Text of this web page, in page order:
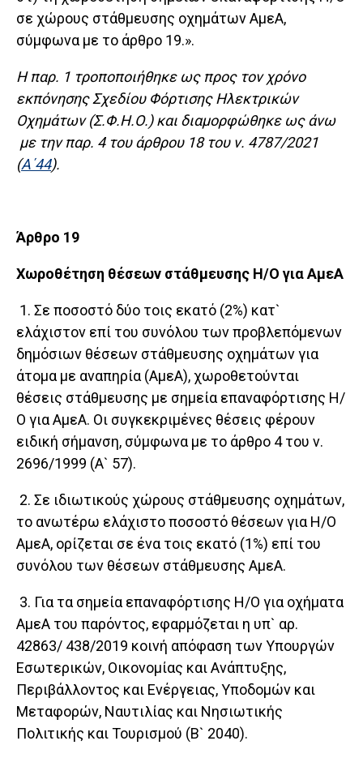
σε χώρους στάθμευσης οχημάτων ΑμεΑ,
σύμφωνα με το άρθρο 19.».
Η παρ. 1 τροποποιήθηκε ως προς τον χρόνο
εκπόνησης Σχεδίου Φόρτισης Ηλεκτρικών
Οχημάτων (Σ.Φ.Η.Ο.) και διαμορφώθηκε ως άνω
με την παρ. 4 του άρθρου 18 του ν. 4787/2021
(Α΄44).
Άρθρο 19
Χωροθέτηση θέσεων στάθμευσης Η/Ο για ΑμεΑ
1. Σε ποσοστό δύο τοις εκατό (2%) κατ`
ελάχιστον επί του συνόλου των προβλεπόμενων
δημόσιων θέσεων στάθμευσης οχημάτων για
άτομα με αναπηρία (ΑμεΑ), χωροθετούνται
θέσεις στάθμευσης με σημεία επαναφόρτισης Η/
Ο για ΑμεΑ. Οι συγκεκριμένες θέσεις φέρουν
ειδική σήμανση, σύμφωνα με το άρθρο 4 του ν.
2696/1999 (Α` 57).
2. Σε ιδιωτικούς χώρους στάθμευσης οχημάτων,
το ανωτέρω ελάχιστο ποσοστό θέσεων για Η/Ο
ΑμεΑ, ορίζεται σε ένα τοις εκατό (1%) επί του
συνόλου των θέσεων στάθμευσης ΑμεΑ.
3. Για τα σημεία επαναφόρτισης Η/Ο για οχήματα
ΑμεΑ του παρόντος, εφαρμόζεται η υπ` αρ.
42863/ 438/2019 κοινή απόφαση των Υπουργών
Εσωτερικών, Οικονομίας και Ανάπτυξης,
Περιβάλλοντος και Ενέργειας, Υποδομών και
Μεταφορών, Ναυτιλίας και Νησιωτικής
Πολιτικής και Τουρισμού (Β` 2040).